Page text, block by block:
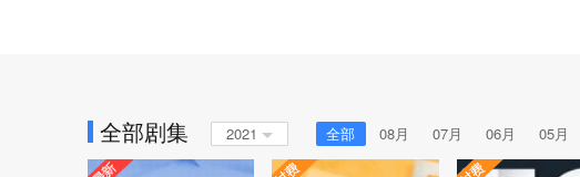
全部剧集 2021 全部 08月 07月 06月 05月